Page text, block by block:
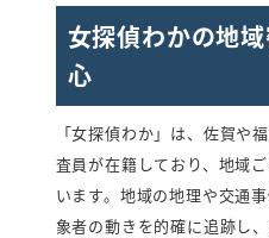
女探偵わかの地
心
「女探偵わか」は、佐賀や
査員が在籍しており、地域
います。地域の地理や交通
象者の動きを的確に追跡し